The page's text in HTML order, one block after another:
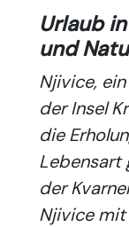
Urlaub
und
Njivice,
der Insel
die
Lebensart
der
Njivice